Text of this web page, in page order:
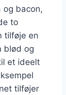
og bacon,
to
tilføje en
blød og
et ideelt
tilføjer